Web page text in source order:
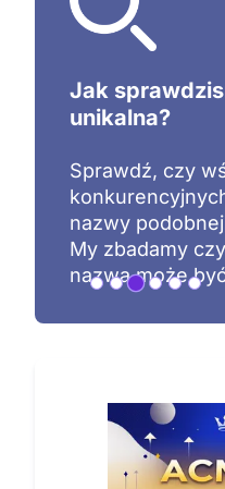
Jak
unikalna?
Sprawdź, czy
nazwy
My zbadamy
nazwa może